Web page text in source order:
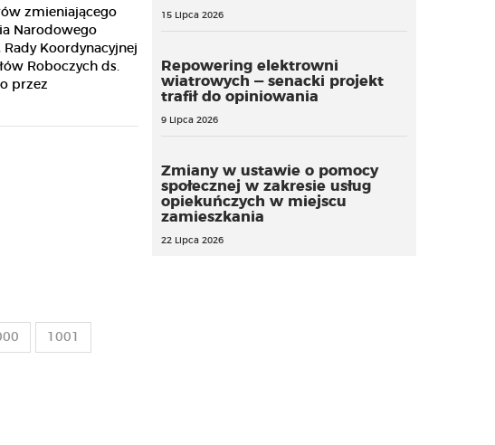
zmieniającego
Narodowego
Koordynacyjnej
Roboczych ds.
przez
1001
15 Lipca 2026
Repowering elektrowni
wiatrowych — senacki projekt
trafił do opiniowania
9 Lipca 2026
Zmiany w ustawie o pomocy
społecznej w zakresie usług
opiekuńczych w miejscu
zamieszkania
22 Lipca 2026